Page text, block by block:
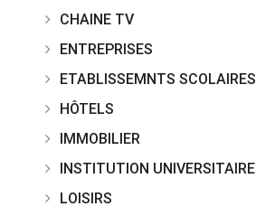
CHAINE TV
ENTREPRISES
ETABLISSEMNTS SCOLAIRES
HÔTELS
IMMOBILIER
INSTITUTION UNIVERSITAIRE
LOISIRS